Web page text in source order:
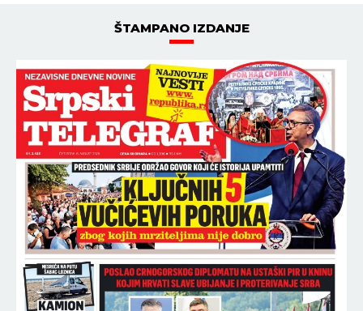
ŠTAMPANO IZDANJE